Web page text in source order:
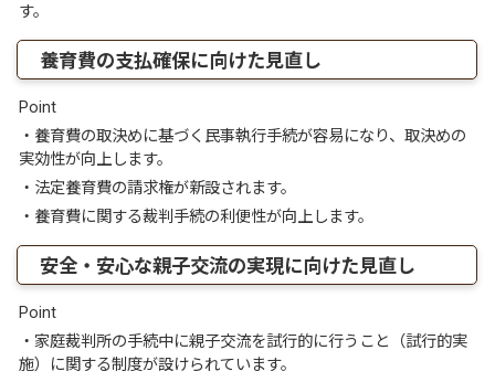
す。
養育費の支払確保に向けた見直し
Point
・養育費の取決めに基づく民事執行手続が容易になり、取決めの
実効性が向上します。
・法定養育費の請求権が新設されます。
・養育費に関する裁判手続の利便性が向上します。
安全・安心な親子交流の実現に向けた見直し
Point
・家庭裁判所の手続中に親子交流を試行的に行うこと（試行的実
施）に関する制度が設けられています。